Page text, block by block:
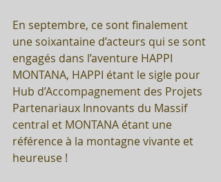
En septembre, ce sont finalement
une soixantaine d’acteurs qui se sont
engagés dans l’aventure HAPPI
MONTANA, HAPPI étant le sigle pour
Hub d’Accompagnement des Projets
Partenariaux Innovants du Massif
central et MONTANA étant une
référence à la montagne vivante et
heureuse !